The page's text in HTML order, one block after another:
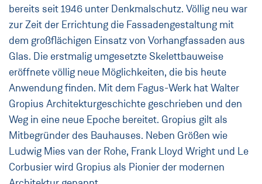
bereits seit 1946 unter Denkmalschutz. Völlig neu war
zur Zeit der Errichtung die Fassadengestaltung mit
dem großflächigen Einsatz von Vorhangfassaden aus
Glas. Die erstmalig umgesetzte Skelettbauweise
eröffnete völlig neue Möglichkeiten, die bis heute
Anwendung finden. Mit dem Fagus-Werk hat Walter
Gropius Architekturgeschichte geschrieben und den
Weg in eine neue Epoche bereitet. Gropius gilt als
Mitbegründer des Bauhauses. Neben Größen wie
Ludwig Mies van der Rohe, Frank Lloyd Wright und Le
Corbusier wird Gropius als Pionier der modernen